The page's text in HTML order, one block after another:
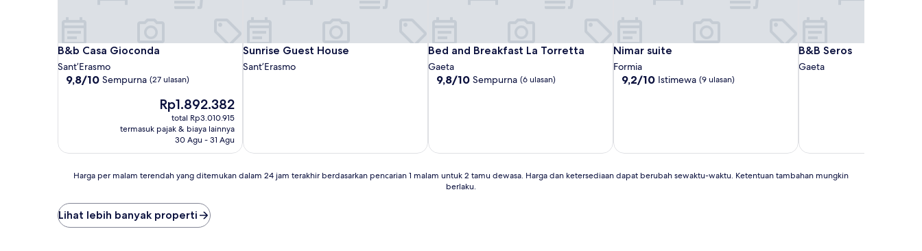
B&b Casa Gioconda
B&b Casa Gioconda
Sant’Erasmo
9.8
9,8/10 Sempurna (27 ulasan)
Harga
sekarang
Rp1.892.382
Rp1.892.382
total Rp3.010.915
termasuk pajak & biaya lainnya
30 Agu - 31 Agu
Sunrise Guest House
Sunrise Guest House
Sant’Erasmo
Bed and Breakfast La Torretta
Bed and Breakfast La Torretta
Gaeta
9.8
9,8/10 Sempurna (6 ulasan)
Nimar suite
Nimar suite
Formia
9.2
9,2/10 Istimewa (9 ulasan)
B&B Seros
B&B Seros
Gaeta
Harga
malam
terendah
yang
Harga per malam terendah yang ditemukan dalam 24 jam terakhir berdasarkan pencarian 1 malam untuk 2 tamu dewasa. Harga dan ketersediaan dapat berubah sewaktu-waktu. Ketentuan tambahan mungkin
berlaku.
Lihat lebih banyak properti